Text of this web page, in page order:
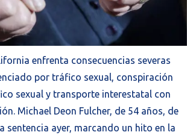
enfrenta consecuencias severas
por tráfico sexual, conspiración
sexual y transporte interestatal con
Michael Deon Fulcher, de 54 años, de
sentencia ayer, marcando un hito en la